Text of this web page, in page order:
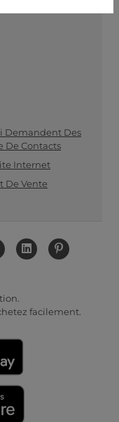
Demandent Des
De Contacts
Internet
De Vente
facilement.